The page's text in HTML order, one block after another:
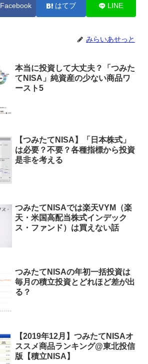
Facebook はてブ LINE
みらいあせっと
本当に投資して大丈夫？「つみた
てNISA」純資産の少ない商品ワ
ースト5
【つみたてNISA】「日本株式」
は必要？不要？各種指標から投資
是非を考える
つみたてNISAでは楽天VYM（楽
天・米国高配当株式インデック
ス・ファンド）は買えない話
つみたてNISAの年初一括投資は
毎月の積立投資とどれほど差が出
る？
【2019年12月】つみたてNISAオ
ススメ商品ランキング@東北投信
版【積立NISA】